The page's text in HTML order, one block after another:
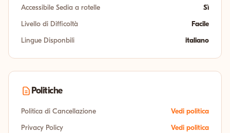
Accessibile Sedia a rotelle
Sì
Livello di Difficoltà
Facile
Lingue Disponbili
italiano
Politiche
Politica di Cancellazione
Vedi politica
Privacy Policy
Vedi politica